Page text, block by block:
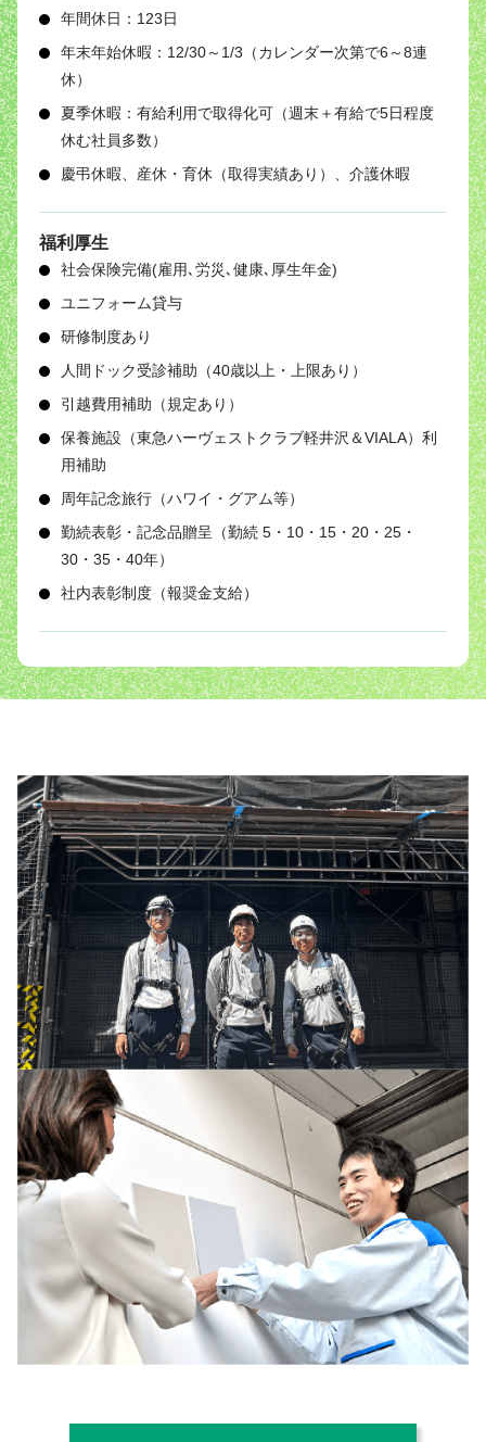
年間休日：123日
年末年始休暇：12/30～1/3（カレンダー次第で6～8連
休）
夏季休暇：有給利用で取得化可（週末＋有給で5日程度
休む社員多数）
慶弔休暇、産休・育休（取得実績あり）、介護休暇
福利厚生
社会保険完備(雇用､労災､健康､厚生年金)
ユニフォーム貸与
研修制度あり
人間ドック受診補助（40歳以上・上限あり）
引越費用補助（規定あり）
保養施設（東急ハーヴェストクラブ軽井沢＆VIALA）利
用補助
周年記念旅行（ハワイ・グアム等）
勤続表彰・記念品贈呈（勤続 5・10・15・20・25・
30・35・40年）
社内表彰制度（報奨金支給）